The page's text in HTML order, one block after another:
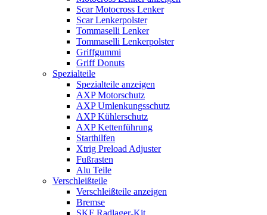
Scar Motocross Lenker
Scar Lenkerpolster
Tommaselli Lenker
Tommaselli Lenkerpolster
Griffgummi
Griff Donuts
Spezialteile
Spezialteile anzeigen
AXP Motorschutz
AXP Umlenkungsschutz
AXP Kühlerschutz
AXP Kettenführung
Starthilfen
Xtrig Preload Adjuster
Fußrasten
Alu Teile
Verschleißteile
Verschleißteile anzeigen
Bremse
SKF Radlager-Kit